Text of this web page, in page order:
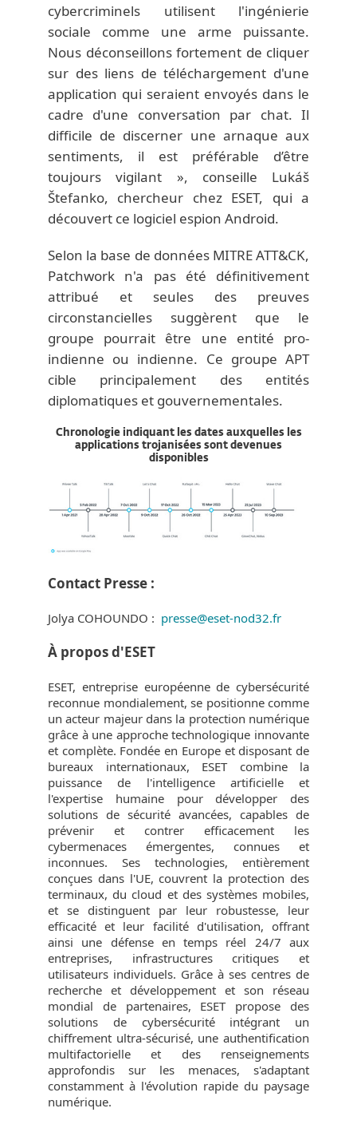
cybercriminels utilisent l'ingénierie
sociale comme une arme puissante.
Nous déconseillons fortement de cliquer
sur des liens de téléchargement d'une
application qui seraient envoyés dans le
cadre d'une conversation par chat. Il
difficile de discerner une arnaque aux
sentiments, il est préférable d’être
toujours vigilant », conseille Lukáš
Štefanko, chercheur chez ESET, qui a
découvert ce logiciel espion Android.
Selon la base de données MITRE ATT&CK,
Patchwork n'a pas été définitivement
attribué et seules des preuves
circonstancielles suggèrent que le
groupe pourrait être une entité pro-
indienne ou indienne. Ce groupe APT
cible principalement des entités
diplomatiques et gouvernementales.
Chronologie indiquant les dates auxquelles les
applications trojanisées sont devenues
disponibles
Contact Presse :
Jolya COHOUNDO : presse@eset-nod32.fr
À propos d'ESET
ESET, entreprise européenne de cybersécurité
reconnue mondialement, se positionne comme
un acteur majeur dans la protection numérique
grâce à une approche technologique innovante
et complète. Fondée en Europe et disposant de
bureaux internationaux, ESET combine la
puissance de l'intelligence artificielle et
l'expertise humaine pour développer des
solutions de sécurité avancées, capables de
prévenir et contrer efficacement les
cybermenaces émergentes, connues et
inconnues. Ses technologies, entièrement
conçues dans l'UE, couvrent la protection des
terminaux, du cloud et des systèmes mobiles,
et se distinguent par leur robustesse, leur
efficacité et leur facilité d'utilisation, offrant
ainsi une défense en temps réel 24/7 aux
entreprises, infrastructures critiques et
utilisateurs individuels. Grâce à ses centres de
recherche et développement et son réseau
mondial de partenaires, ESET propose des
solutions de cybersécurité intégrant un
chiffrement ultra-sécurisé, une authentification
multifactorielle et des renseignements
approfondis sur les menaces, s'adaptant
constamment à l'évolution rapide du paysage
numérique.